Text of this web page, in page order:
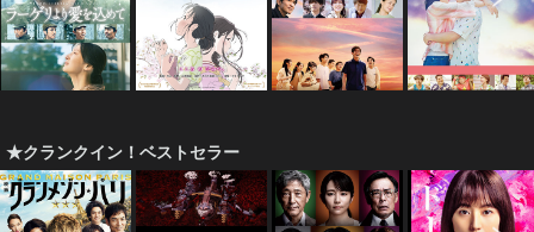
★クランクイン！ベストセラー